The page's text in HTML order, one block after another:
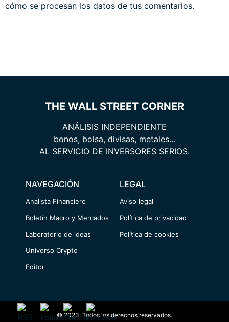
cómo se procesan los datos de tus comentarios.
THE WALL STREET CORNER
ANÁLISIS INDEPENDIENTE
bonos, bolsa, divisas, metales…
AL SERVICIO DE INVERSORES SERIOS.
NAVEGACIÓN
Analista Financiero
Boletín Macro y Mercados
Laboratorio de ideas
Universo Crypto
Editor
LEGAL
Aviso legal
Política de privacidad
Política de cookies
© 2023. Todos los derechos reservados.